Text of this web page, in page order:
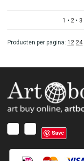
1 • 2 • 3
Producten per pagina: 12 24
Save